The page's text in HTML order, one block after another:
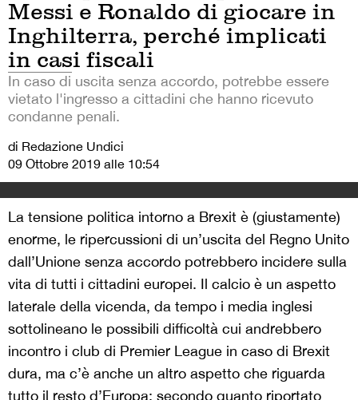
Messi e Ronaldo di giocare in
Inghilterra, perché implicati
in casi fiscali
In caso di uscita senza accordo, potrebbe essere
vietato l'ingresso a cittadini che hanno ricevuto
condanne penali.
di Redazione Undici
09 Ottobre 2019 alle 10:54
La tensione politica intorno a Brexit è (giustamente)
enorme, le ripercussioni di un’uscita del Regno Unito
dall’Unione senza accordo potrebbero incidere sulla
vita di tutti i cittadini europei. Il calcio è un aspetto
laterale della vicenda, da tempo i media inglesi
sottolineano le possibili difficoltà cui andrebbero
incontro i club di Premier League in caso di Brexit
dura, ma c’è anche un altro aspetto che riguarda
tutto il resto d’Europa: secondo quanto riportato